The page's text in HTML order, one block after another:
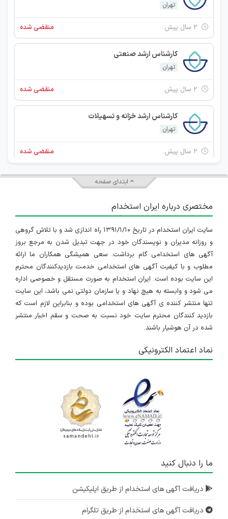
تهران
منقضی شده
کارشناس ارشد صنعتی
تهران
منقضی شده
کارشناس ارشد خزانه و تسهیلات
تهران
منقضی شده
استخدام کارشناس مالی
۲ سال پیش منقضی شده
مدیر تولید
تهران
۲ سال پیش منقضی شده
نیروی کنترل کیفیت
تهران
کارشناس ارشد خزانه
۲ سال پیش
کارشناس صادرات
تهران
ابتدای صفحه
مختصری درباره ایران استخدام
سایت ایران استخدام در تاریخ ۱۳۹۱/۱/۱۰ راه اندازی شد و با تلاش گروهی
و روزانه مدیران و نویسندگان خود در جهت تبدیل شدن به مرجع بروز
آگهی های استخدامی گام برداشت. سعی همیشگی همکاران ما ارائه
مطلوب و با کیفیت آگهی های استخدامی خدمت بازدیدکنندگان محترم
این سایت بوده است. ایران استخدام به صورت مستقل و خصوصی اداره
می شود و وابسته به هیچ نهاد و یا سازمان دولتی نمی باشد، این سایت
تنها منتشر کننده ی آگهی های استخدامی بوده و بنابراین لازم است که
بازدید کنندگان محترم سایت خود نسبت به صحت و سقم اخبار منتشر
شده در آن هوشیار باشند.
نماد اعتماد الکترونیکی
ما را دنبال کنید
دریافت آگهی های استخدام از طریق اپلیکیشن
دریافت آگهی های استخدام از طریق تلگرام